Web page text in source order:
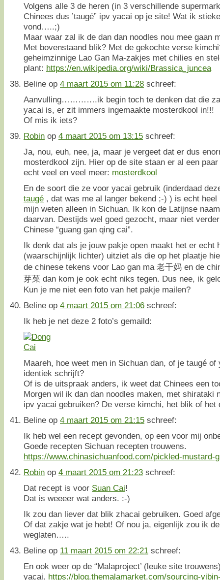
Volgens alle 3 de heren (in 3 verschillende
Chinees dus ’taugé” ipv yacai op je site! Wat ik
vond…..;)
Maar waar zal ik de dan dan noodles nou mee gaan
Met bovenstaand blik? Met de gekochte verse
geheimzinnige Lao Gan Ma-zakjes met chilies en
plant: https://en.wikipedia.org/wiki/Brassica_juncea
Beline op 4 maart 2015 om 11:28 schreef:
Aanvulling………….ik begin toch te denken dat die
yacai is, er zit immers ingemaakte mosterdkool in!!!
Of mis ik iets?
Robin op 4 maart 2015 om 13:15 schreef:
Ja, nou, euh, nee, ja, maar je vergeet dat er dus
mosterdkool zijn. Hier op de site staan er al een
echt veel en veel meer: mosterdkool
En de soort die ze voor yacai gebruik (inderdaad
taugé , dat was me al langer bekend ;-) ) is echt
mijn weten alleen in Sichuan. Ik kon de Latijnse
daarvan. Destijds wel goed gezocht, maar niet
Chinese “guang gan qing cai”.
Ik denk dat als je jouw pakje open maakt het er echt
(waarschijnlijk lichter) uitziet als die op het plaatje
de chinese tekens voor Lao gan ma 老干妈 en de
芽菜 dan kom je ook echt niks tegen. Dus nee, ik
Kun je me niet een foto van het pakje mailen?
Beline op 4 maart 2015 om 21:06 schreef:
Ik heb je net deze 2 foto’s gemaild:
Maareh, hoe weet men in Sichuan dan, of je taugé
identiek schrijft?
Of is de uitspraak anders, ik weet dat Chinees een
Morgen wil ik dan dan noodles maken, met shirataki
ipv yacai gebruiken? De verse kimchi, het blik of het
Beline op 4 maart 2015 om 21:15 schreef:
Ik heb wel een recept gevonden, op een voor mij
Goede recepten Sichuan recepten trouwens.
https://www.chinasichuanfood.com/pickled-mustard-
Robin op 4 maart 2015 om 21:23 schreef:
Dat recept is voor Suan Cai!
Dat is weeeer wat anders. :-)
Ik zou dan liever dat blik zhacai gebruiken. Goed
Of dat zakje wat je hebt! Of nou ja, eigenlijk zou ik
weglaten…..
Beline op 11 maart 2015 om 22:21 schreef:
En ook weer op de “Malaproject’ (leuke site
yacai. https://blog.themalamarket.com/sourcing-